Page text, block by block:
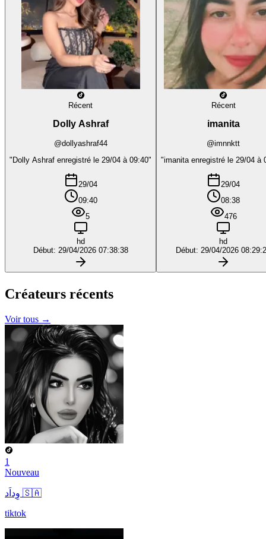
Récent
Dolly Ashraf
@dollyashraf44
"Dolly Ashraf enregistré le 29/04 à 09:40"
29/04
09:40
5
hd
Début: 29/04/2026 07:38:38
Récent
imanita
@imnnktt
"imanita enregistré le 29/04 à
29/04
08:38
476
hd
Début: 29/04/2026
Créateurs récents
Voir tous →
1
Nouveau
وِداَد 🇸🇦
tiktok